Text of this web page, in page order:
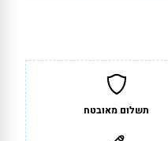
תשלום מאובטח